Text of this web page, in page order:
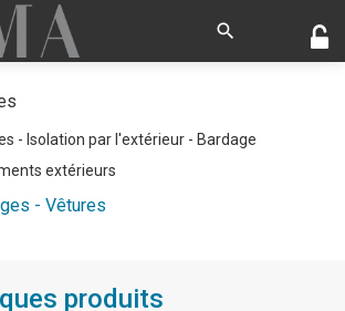
- Isolation par l'extérieur - Bardage
extérieurs
- Vêtures
produits